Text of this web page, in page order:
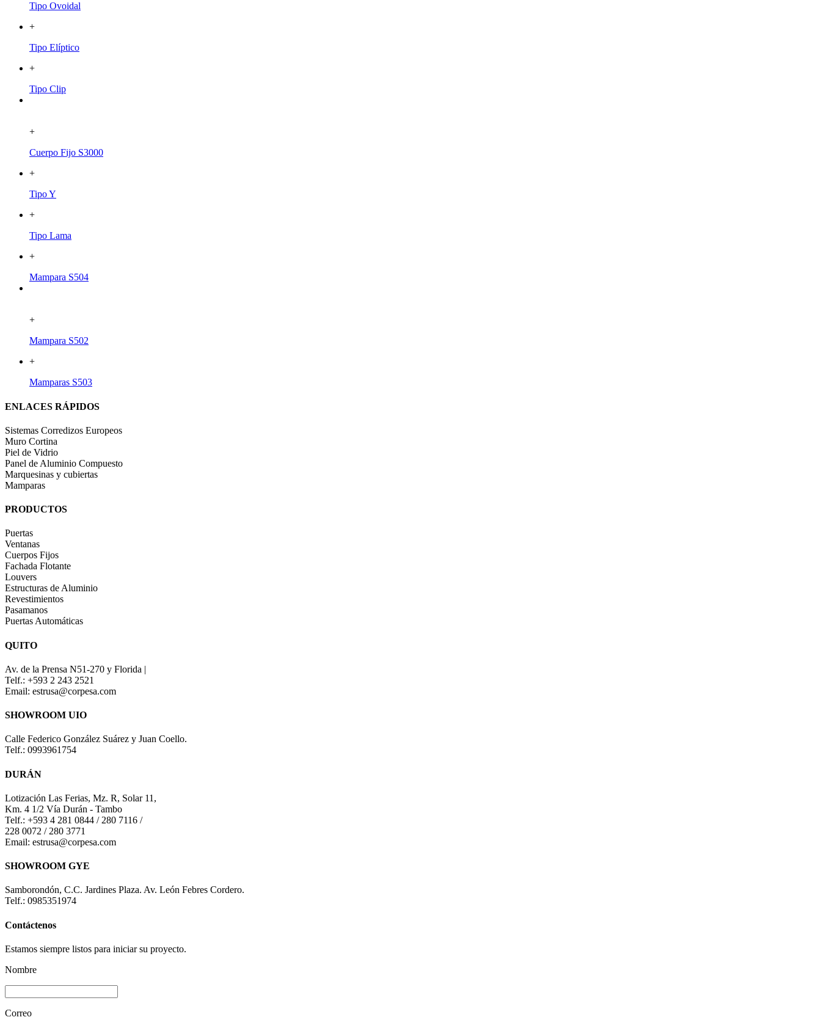
Tipo Ovoidal
+
Tipo Elíptico
+
Tipo Clip
+
Cuerpo Fijo S3000
+
Tipo Y
+
Tipo Lama
+
Mampara S504
+
Mampara S502
+
Mamparas S503
ENLACES RÁPIDOS
Sistemas Corredizos Europeos
Muro Cortina
Piel de Vidrio
Panel de Aluminio Compuesto
Marquesinas y cubiertas
Mamparas
PRODUCTOS
Puertas
Ventanas
Cuerpos Fijos
Fachada Flotante
Louvers
Estructuras de Aluminio
Revestimientos
Pasamanos
Puertas Automáticas
QUITO
Av. de la Prensa N51-270 y Florida |
Telf.: +593 2 243 2521
Email: estrusa@corpesa.com
SHOWROOM UIO
Calle Federico González Suárez y Juan Coello.
Telf.: 0993961754
DURÁN
Lotización Las Ferias, Mz. R, Solar 11,
Km. 4 1/2 Vía Durán - Tambo
Telf.: +593 4 281 0844 / 280 7116 /
228 0072 / 280 3771
Email: estrusa@corpesa.com
SHOWROOM GYE
Samborondón, C.C. Jardines Plaza. Av. León Febres Cordero.
Telf.: 0985351974
Contáctenos
Estamos siempre listos para iniciar su proyecto.
Nombre
Correo